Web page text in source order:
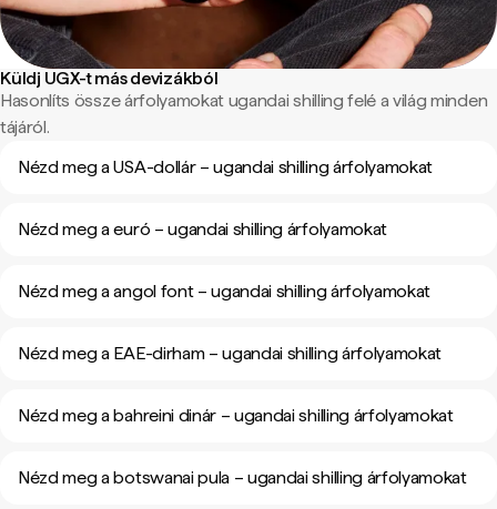
Küldj UGX-t más devizákból
Hasonlíts össze árfolyamokat ugandai shilling felé a világ minden
tájáról.
Nézd meg a USA-dollár – ugandai shilling árfolyamokat
Nézd meg a euró – ugandai shilling árfolyamokat
Nézd meg a angol font – ugandai shilling árfolyamokat
Nézd meg a EAE-dirham – ugandai shilling árfolyamokat
Nézd meg a bahreini dinár – ugandai shilling árfolyamokat
Nézd meg a botswanai pula – ugandai shilling árfolyamokat